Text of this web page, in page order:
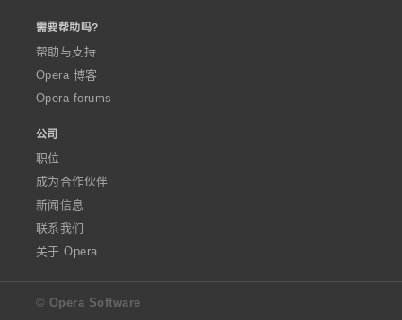
需要帮助吗?
帮助与支持
Opera 博客
Opera forums
公司
职位
成为合作伙伴
新闻信息
联系我们
关于 Opera
© Opera Software